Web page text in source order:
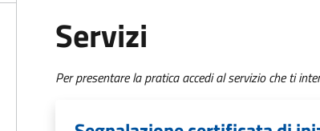
Servizi
Per presentare la pratica accedi al servizio che ti